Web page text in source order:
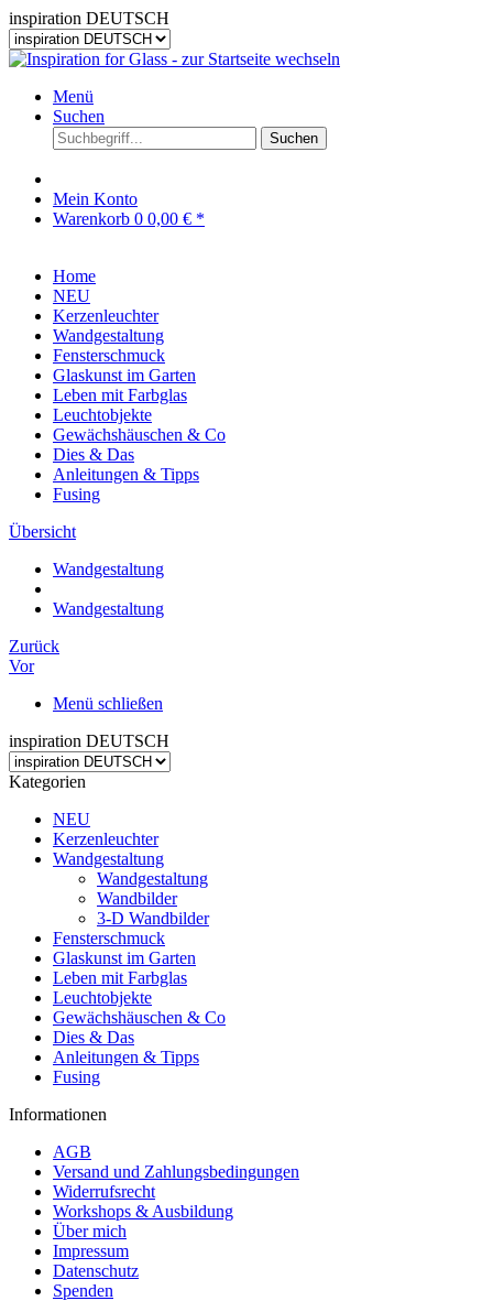
inspiration DEUTSCH
Menü
Suchen
Suchen
Mein Konto
Warenkorb 0 0,00 € *
Home
NEU
Kerzenleuchter
Wandgestaltung
Fensterschmuck
Glaskunst im Garten
Leben mit Farbglas
Leuchtobjekte
Gewächshäuschen & Co
Dies & Das
Anleitungen & Tipps
Fusing
Übersicht
Wandgestaltung
Wandgestaltung
Zurück
Vor
Menü schließen
inspiration DEUTSCH
Kategorien
NEU
Kerzenleuchter
Wandgestaltung
Wandgestaltung
Wandbilder
3-D Wandbilder
Fensterschmuck
Glaskunst im Garten
Leben mit Farbglas
Leuchtobjekte
Gewächshäuschen & Co
Dies & Das
Anleitungen & Tipps
Fusing
Informationen
AGB
Versand und Zahlungsbedingungen
Widerrufsrecht
Workshops & Ausbildung
Über mich
Impressum
Datenschutz
Spenden